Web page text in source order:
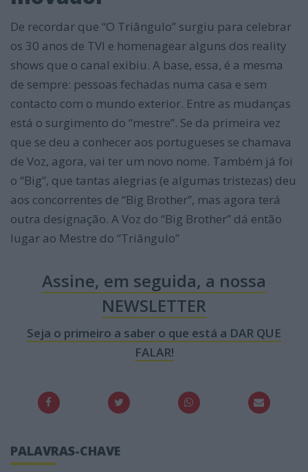
De recordar que “O Triângulo” surgiu para celebrar
os 30 anos de TVI e homenagear alguns dos reality
shows que o canal exibiu. A base, essa, é a mesma
de sempre: pessoas fechadas numa casa e sem
contacto com o mundo exterior. Entre as mudanças
está o surgimento do “mestre”. Se da primeira vez
que se deu a conhecer aos portugueses se chamava
de Voz, agora, vai ter um novo nome. Também já foi
o “Big”, que tantas alegrias (e algumas tristezas) deu
aos concorrentes de “Big Brother”, mas agora terá
outra designação. A Voz do “Big Brother” dá então
lugar ao Mestre do “Triângulo”
Assine, em seguida, a nossa
NEWSLETTER
Seja o primeiro a saber o que está a DAR QUE
FALAR!
PALAVRAS-CHAVE